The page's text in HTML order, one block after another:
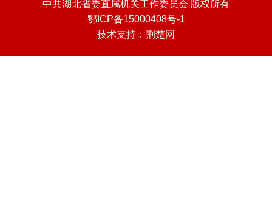
中共湖北省委直属机关工作委员会 版权所有
鄂ICP备15000408号-1
技术支持： 荆楚网